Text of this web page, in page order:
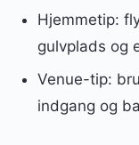
Hjemmetip:
gulvplads og
Venue-tip:
indgang og